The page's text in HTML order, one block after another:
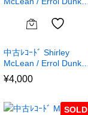
中古ﾚｺｰﾄﾞ Shirley
McLean / Errol Dunk…
¥4,000
SOLD